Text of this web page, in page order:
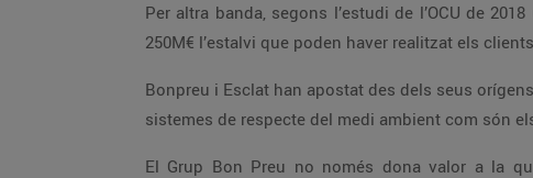
Per altra banda, segons l’estudi de l’OCU de 2018 un client es pot estalviar de mitjana d’entre 237 i 330€ a l’any.
250M€
Bonpreu i Esclat han apostat des dels seus orígens per una gestió mediambiental sostenible. Per això, totes les benzineres EsclatOil compten amb diferents
El Grup Bon Preu no només dona valor a la qualitat del seu producte, sinó que també ofereix facilitats als seus clients. EsclatOil permet als seus